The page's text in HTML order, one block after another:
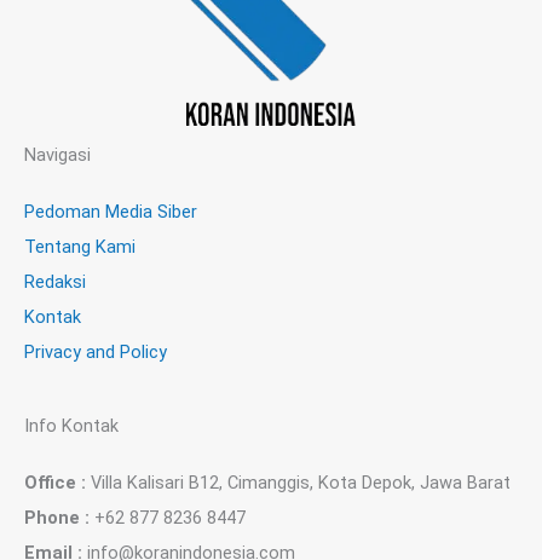
Navigasi
Pedoman Media Siber
Tentang Kami
Redaksi
Kontak
Privacy and Policy
Info Kontak
Office : Villa Kalisari B12, Cimanggis, Kota Depok, Jawa Barat
Phone : +62 877 8236 8447
Email : info@koranindonesia.com